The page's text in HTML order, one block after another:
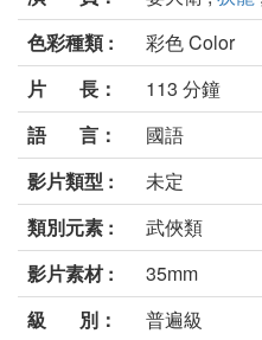
色彩種類 :
彩色 Color
片 長：
113 分鐘
語 言：
國語
影片類型 :
未定
類別元素 :
武俠類
影片素材 :
35mm
級 別：
普遍級